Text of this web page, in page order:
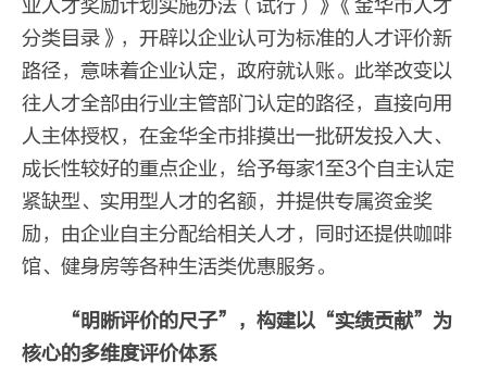
业人才奖励计划实施办法（试行）》《金华市人才
分类目录》，开辟以企业认可为标准的人才评价新
路径，意味着企业认定，政府就认账。此举改变以
往人才全部由行业主管部门认定的路径，直接向用
人主体授权，在金华全市排摸出一批研发投入大、
成长性较好的重点企业，给予每家1至3个自主认定
紧缺型、实用型人才的名额，并提供专属资金奖
励，由企业自主分配给相关人才，同时还提供咖啡
馆、健身房等各种生活类优惠服务。
“明晰评价的尺子”，构建以“实绩贡献”为
核心的多维度评价体系